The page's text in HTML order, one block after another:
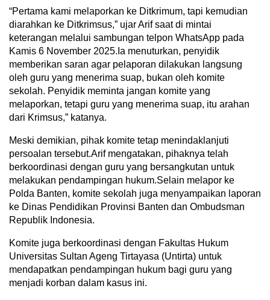
“Pertama kami melaporkan ke Ditkrimum, tapi kemudian
diarahkan ke Ditkrimsus,” ujar Arif saat di mintai
keterangan melalui sambungan telpon WhatsApp pada
Kamis 6 November 2025.Ia menuturkan, penyidik
memberikan saran agar pelaporan dilakukan langsung
oleh guru yang menerima suap, bukan oleh komite
sekolah. Penyidik meminta jangan komite yang
melaporkan, tetapi guru yang menerima suap, itu arahan
dari Krimsus,” katanya.
Meski demikian, pihak komite tetap menindaklanjuti
persoalan tersebut.Arif mengatakan, pihaknya telah
berkoordinasi dengan guru yang bersangkutan untuk
melakukan pendampingan hukum.Selain melapor ke
Polda Banten, komite sekolah juga menyampaikan laporan
ke Dinas Pendidikan Provinsi Banten dan Ombudsman
Republik Indonesia.
Komite juga berkoordinasi dengan Fakultas Hukum
Universitas Sultan Ageng Tirtayasa (Untirta) untuk
mendapatkan pendampingan hukum bagi guru yang
menjadi korban dalam kasus ini.